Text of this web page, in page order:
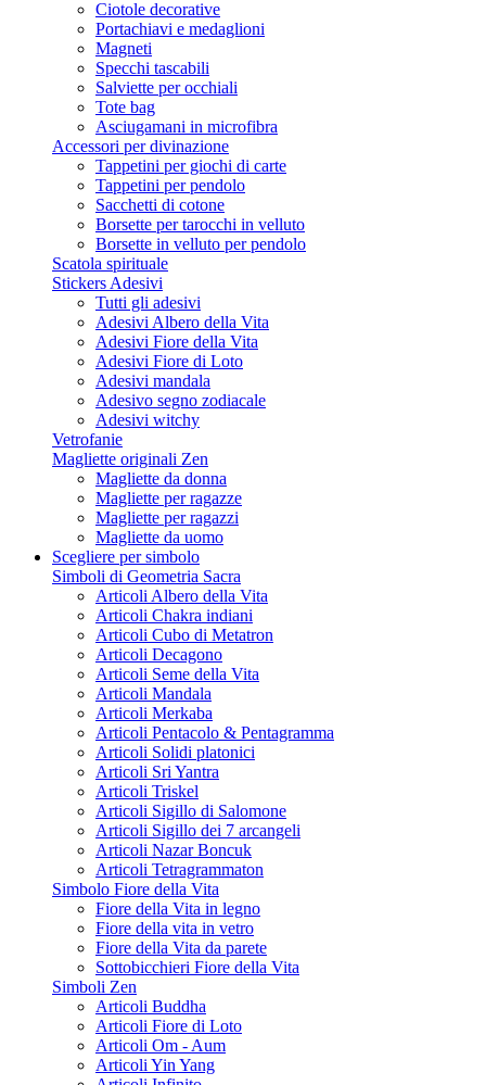
Ciotole decorative
Portachiavi e medaglioni
Magneti
Specchi tascabili
Salviette per occhiali
Tote bag
Asciugamani in microfibra
Accessori per divinazione
Tappetini per giochi di carte
Tappetini per pendolo
Sacchetti di cotone
Borsette per tarocchi in velluto
Borsette in velluto per pendolo
Scatola spirituale
Stickers Adesivi
Tutti gli adesivi
Adesivi Albero della Vita
Adesivi Fiore della Vita
Adesivi Fiore di Loto
Adesivi mandala
Adesivo segno zodiacale
Adesivi witchy
Vetrofanie
Magliette originali Zen
Magliette da donna
Magliette per ragazze
Magliette per ragazzi
Magliette da uomo
Scegliere per simbolo
Simboli di Geometria Sacra
Articoli Albero della Vita
Articoli Chakra indiani
Articoli Cubo di Metatron
Articoli Decagono
Articoli Seme della Vita
Articoli Mandala
Articoli Merkaba
Articoli Pentacolo & Pentagramma
Articoli Solidi platonici
Articoli Sri Yantra
Articoli Triskel
Articoli Sigillo di Salomone
Articoli Sigillo dei 7 arcangeli
Articoli Nazar Boncuk
Articoli Tetragrammaton
Simbolo Fiore della Vita
Fiore della Vita in legno
Fiore della vita in vetro
Fiore della Vita da parete
Sottobicchieri Fiore della Vita
Simboli Zen
Articoli Buddha
Articoli Fiore di Loto
Articoli Om - Aum
Articoli Yin Yang